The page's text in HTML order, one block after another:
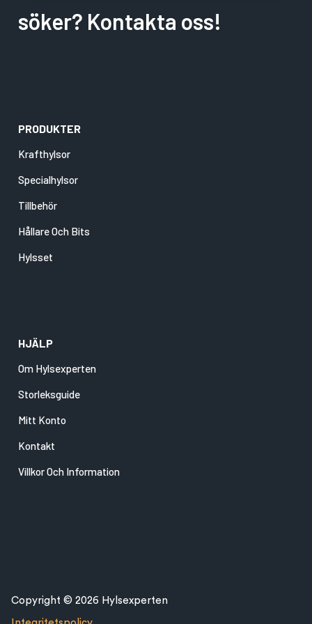
söker? Kontakta oss!
PRODUKTER
Krafthylsor
Specialhylsor
Tillbehör
Hållare Och Bits
Hylsset
HJÄLP
Om Hylsexperten
Storleksguide
Mitt Konto
Kontakt
Villkor Och Information
Copyright © 2026 Hylsexperten